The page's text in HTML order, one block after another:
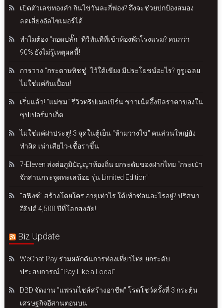
เปิดตัวเลขทองคำ กินไข่วันละกี่ฟอง? ถึงจะช่วยปกป้องสมอง
ลดเสี่ยงอัลไซเมอร์ได้
ทำไมต้อง "ถอดปลั๊ก" ทีวีทันทีที่เข้าห้องพักโรงแรม? คนกว่า
90% ยังไม่รู้เหตุผลนี้!
การวาง "กระดาษทิชชู่" ไว้ใต้เขียง มีประโยชน์อะไร? กูรูเฉลย
ไม่ใช่แค่กันเปื้อน!
เริ่มแล้ว! "แม่ชม" รีวิวทริปเมลเบิร์น ชาวเน็ตอึ้งบิลราคาของใน
ซุปเปอร์มาเก็ต
ไม่ใช่แค่ฝาประตู! 3 จุดในตู้เย็น "ห้ามวางไข่" คนส่วนใหญ่ยัง
ทำผิด เน่าเสียไว-เชื้อราขึ้น
7-Eleven ส่งต่อภูมิปัญญาท้องถิ่น ยกระดับของฝากไทย “กระเป๋า
จักสานกระจูดทะเลน้อย รุ่น Limited Edition"
"สฟิงซ์" สร้างโดยใคร อายุเท่าไร ใต้เท้าซ่อนอะไรอยู่? ปริศนา
อียิปต์ 4,500 ปีที่โลกสงสัย!
Biz Update
WeChat Pay ร่วมผลักดันการท่องเที่ยวไทย ยกระดับ
ประสบการณ์ "Pay Like a Local"
DBD จัดงาน "แฟรนไชส์สร้างอาชีพ" โรดโชว์ครั้งที่ 3 กระตุ้น
เศรษฐกิจอีสานตอนบน